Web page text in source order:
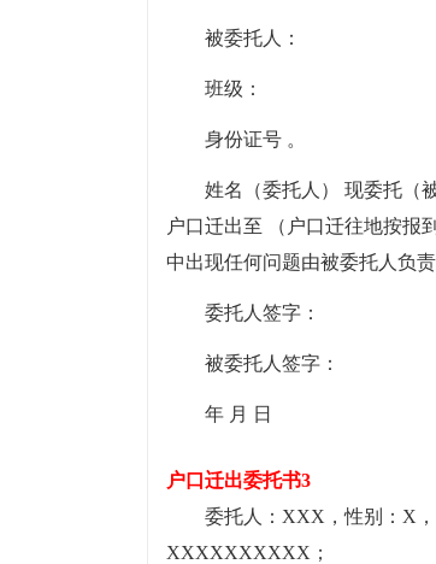
被委托人：
班级：
身份证号 。
姓名（委托人） 现委托（
户口迁出至 （户口迁往地按报
中出现任何问题由被委托人负责
委托人签字：
被委托人签字：
年 月 日
户口迁出委托书3
委托人：XXX，性别：X
XXXXXXXXXX；